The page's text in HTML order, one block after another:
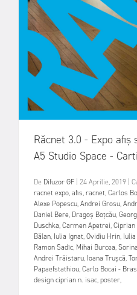
Răcnet 3.0 - Expo afiș
A5 Studio Space -
De Difuzor GF 24 Aprilie, 2019
racnet expo,afis,racnet,Carlos
Alexe Popescu,Andrei Grosu,
Daniel Bere, Dragoș Boțcău,
Duschka,Carmen Apetrei,Ciprian
Bălan, Iulia Ignat,Ovidiu Hrin,
Ramon Sadîc, Mihai Burcea,
Andrei Trăistaru, Ioana Trușcă,
Papaefstathiou,Carlo Bocai -
design ciprian n. isac,poster,